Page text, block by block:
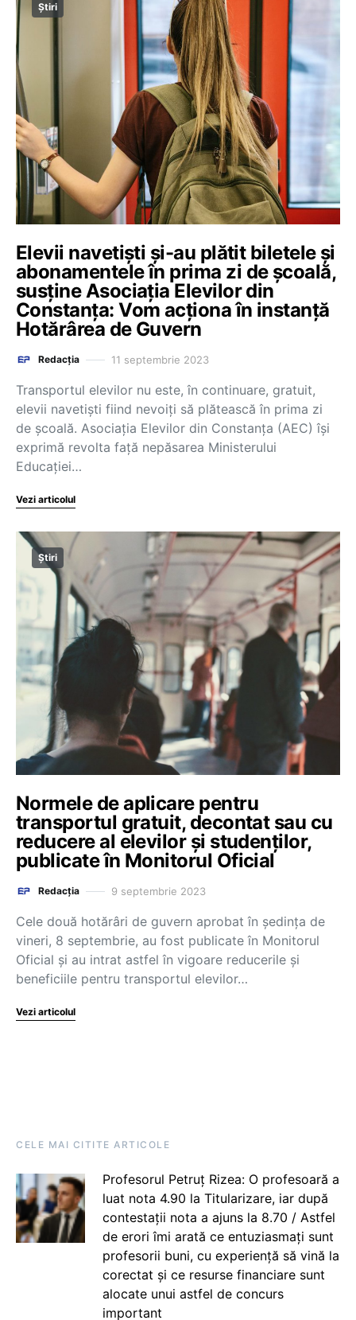
Știri
Elevii navetiști și-au plătit biletele și
abonamentele în prima zi de școală,
susține Asociația Elevilor din
Constanța: Vom acționa în instanță
Hotărârea de Guvern
Redacția 11 septembrie 2023
Transportul elevilor nu este, în continuare, gratuit,
elevii navetiști fiind nevoiți să plătească în prima zi
de școală. Asociația Elevilor din Constanța (AEC) își
exprimă revolta faţă nepăsarea Ministerului
Educației…
Vezi articolul
Știri
Normele de aplicare pentru
transportul gratuit, decontat sau cu
reducere al elevilor și studenților,
publicate în Monitorul Oficial
Redacția 9 septembrie 2023
Cele două hotărâri de guvern aprobat în ședința de
vineri, 8 septembrie, au fost publicate în Monitorul
Oficial și au intrat astfel în vigoare reducerile și
beneficiile pentru transportul elevilor…
Vezi articolul
CELE MAI CITITE ARTICOLE
Profesorul Petruț Rizea: O profesoară a
luat nota 4.90 la Titularizare, iar după
contestații nota a ajuns la 8.70 / Astfel
de erori îmi arată ce entuziasmați sunt
profesorii buni, cu experiență să vină la
corectat și ce resurse financiare sunt
alocate unui astfel de concurs
important